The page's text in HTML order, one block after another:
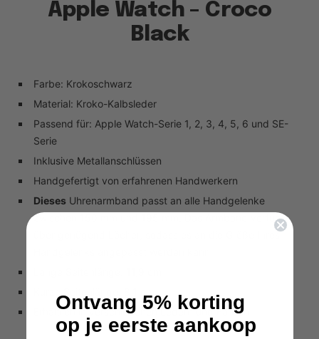
Apple Watch – Croco
Black
Farbe: Krokoschwarz
Material: Kroko-Kalbsleder
Passend für: Apple Watch-Serie 1, 2, 3, 4, 5, 6 und SE-
Serie
Inklusive Metallanschlüssen
Handgefertigt von erfahrenen Handwerkern
DiesesUhrenarmband passt an alle Handgelenke
zwischen 150 mm und 195 mm. Das Armband verfügt
über genügend Löcher, sodass es an die Größe Ihres
Erhältlich in verschiedenen Ledern und Farben
Ontvang 5% korting
op je eerste aankoop